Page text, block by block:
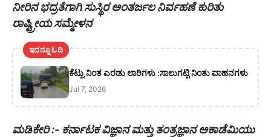
ನೀರಿನ ಭದ್ರತೆಗಾಗಿ ಸುಸ್ಥಿರ ಅಂತರ್ಜಲ ನಿರ್ವಹಣೆ ಕುರಿತು
ರಾಷ್ಟ್ರೀಯ ಸಮ್ಮೇಳನ
ಇದನ್ನೂ ಓದಿ
ಕೆಟ್ಟು ನಿಂತ ಎರಡು ಲಾರಿಗಳು :ಸಾಲುಗಟ್ಟಿ ನಿಂತು ವಾಹನಗಳು
Jul 7, 2026
ಮಡಿಕೇರಿ :- ಕರ್ನಾಟಕ ವಿಜ್ಞಾನ ಮತ್ತು ತಂತ್ರಜ್ಞಾನ ಅಕಾಡೆಮಿಯು